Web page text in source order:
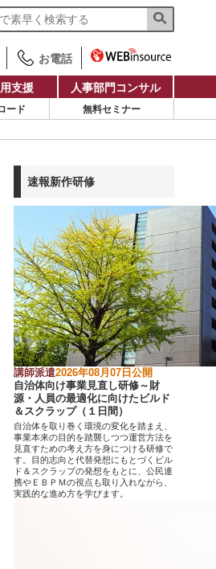
お電話
支援 人事部門コンサル
ード 無料セミナー
速報新作研修
講師派遣2026年08月07日公開
自治体向け事業見直し研修～財
源・人員の最適化に向けたビルド
＆スクラップ（１日間）
自治体を取り巻く環境の変化を踏まえ、
事業本来の目的を踏襲しつつ運営方法を
見直すための考え方を身につける研修で
す。目的志向と代替発想にもとづくビル
ド＆スクラップの発想をもとに、公民連
携やＥＢＰＭの視点も取り入れながら、
実践的な進め方を学びます。